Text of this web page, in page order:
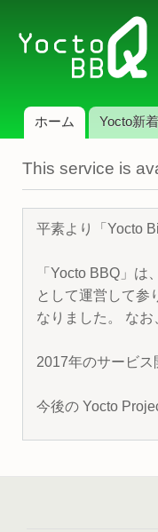
メインメニュー
ホーム Yocto新
This service is
平素より「Yocto
「Yocto BBQ」
として運営して参
なりました。 な
2017年のサービ
今後の Yocto